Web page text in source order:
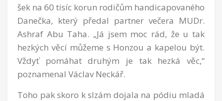
šek na 60 tisíc korun rodičům handicapovaného
Danečka, který předal partner večera MUDr.
Ashraf Abu Taha. „Já jsem moc rád, že u tak
hezkých věcí můžeme s Honzou a kapelou být.
Vždyť pomáhat druhým je tak hezká věc,“
poznamenal Václav Neckář.
Toho pak skoro k slzám dojala na pódiu mladá